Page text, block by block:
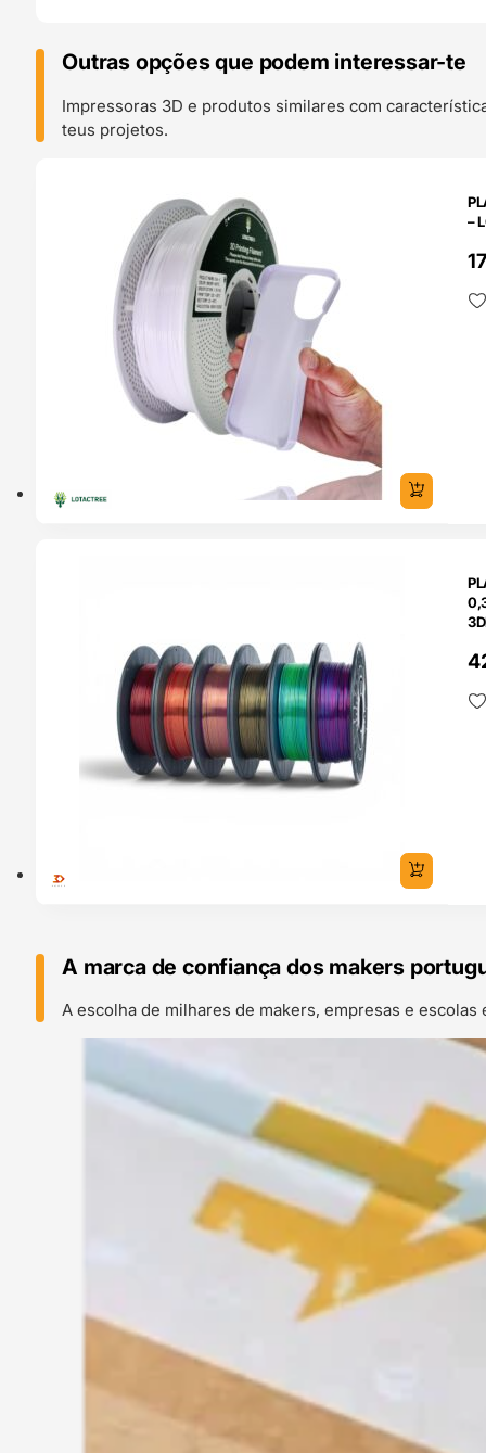
Outras opções que podem interessar-te
Impressoras 3D e produtos similares com
teus projetos.
–
A marca de confiança dos makers
A escolha de milhares de makers, empresas e escolas